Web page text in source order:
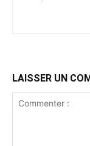
LAISSER UN